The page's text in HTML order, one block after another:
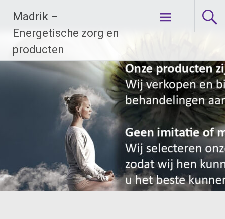
naarMadrik –
Energetische zorg en
producten